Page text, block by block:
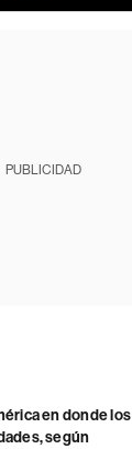
PUBLICIDAD
en donde los
según